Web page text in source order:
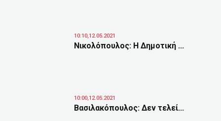
10:10,12.05.2021
Νικολόπουλος: Η Δημοτική ...
10:00,12.05.2021
Βασιλακόπουλος: Δεν τελεί...